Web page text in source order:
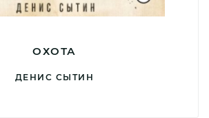
ОХОТА
ДЕНИС СЫТИН